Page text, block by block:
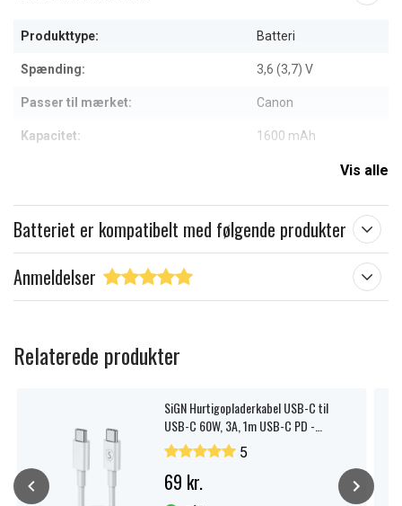
Produkttype: Batteri
Spænding: 3,6 (3,7) V
Passer til mærket: Canon
Kapacitet: 1600 mAh
Vis alle
Batteriet er kompatibelt med følgende produkter
Anmeldelser
Relaterede produkter
SiGN Hurtigopladerkabel USB-C til
USB-C 60W, 3A, 1m USB-C PD -
Hvid
5
69 kr.